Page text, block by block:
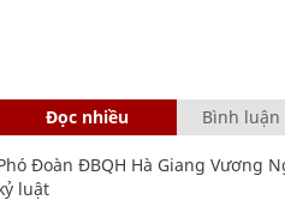
Đọc nhiều Bình luận
Đoàn ĐBQH Hà Giang Vương
luật